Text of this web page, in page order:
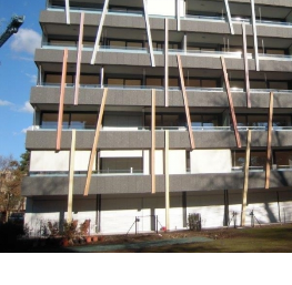
Bâtiments habitations,